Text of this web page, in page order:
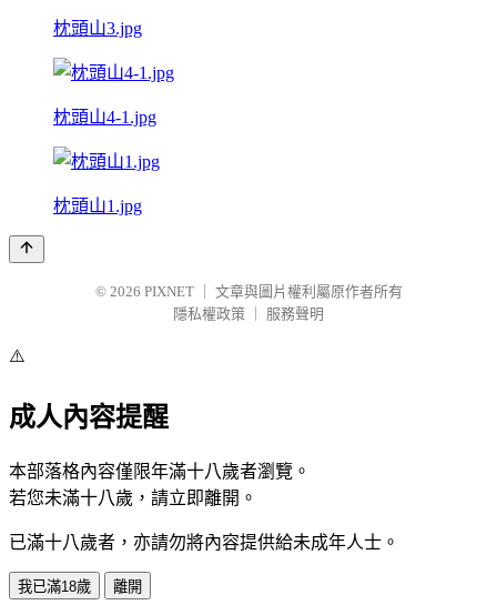
枕頭山3.jpg
枕頭山4-1.jpg
枕頭山1.jpg
© 2026 PIXNET
文章與圖片權利屬原作者所有
隱私權政策
服務聲明
⚠️
成人內容提醒
本部落格內容僅限年滿十八歲者瀏覽。
若您未滿十八歲，請立即離開。
已滿十八歲者，亦請勿將內容提供給未成年人士。
我已滿18歲 離開